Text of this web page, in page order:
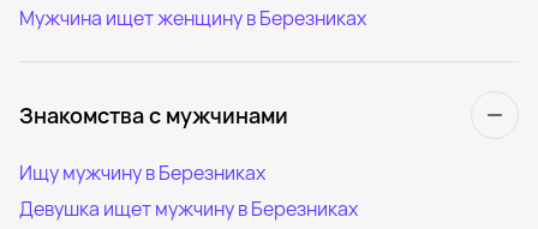
Мужчина ищет женщину в Березниках
Знакомства с мужчинами
Ищу мужчину в Березниках
Девушка ищет мужчину в Березниках